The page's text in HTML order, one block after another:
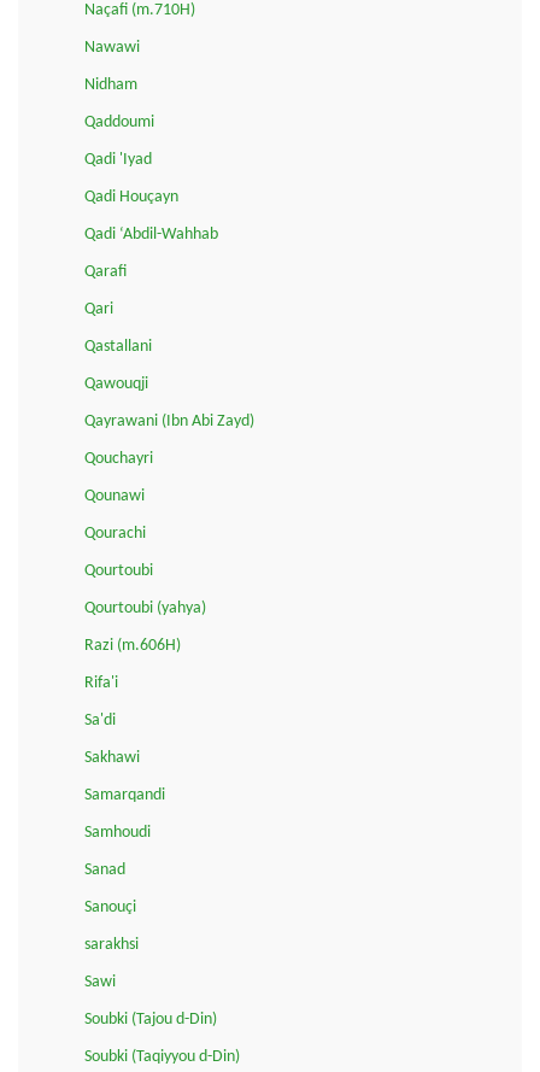
Naçafi (m.710H)
Nawawi
Nidham
Qaddoumi
Qadi 'Iyad
Qadi Houçayn
Qadi ‘Abdil-Wahhab
Qarafi
Qari
Qastallani
Qawouqji
Qayrawani (Ibn Abi Zayd)
Qouchayri
Qounawi
Qourachi
Qourtoubi
Qourtoubi (yahya)
Razi (m.606H)
Rifa'i
Sa'di
Sakhawi
Samarqandi
Samhoudi
Sanad
Sanouçi
sarakhsi
Sawi
Soubki (Tajou d-Din)
Soubki (Taqiyyou d-Din)